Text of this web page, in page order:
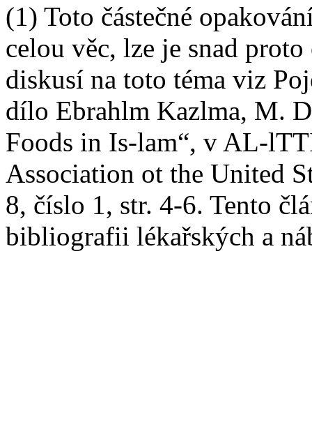
(1) Toto částečné
celou věc, lze je snad
diskusí na toto téma viz
dílo Ebrahlm Kazlma, M.
Foods in Is-lam“, v AL-
Association ot the United
8, číslo 1, str. 4-6. Tento
bibliografii lékařských a